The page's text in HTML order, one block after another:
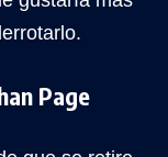
Page